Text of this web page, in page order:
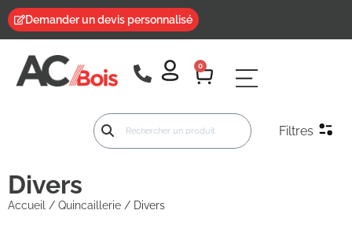
Demander un devis personnalisé
0
Filtres
Divers
Accueil / Quincaillerie / Divers